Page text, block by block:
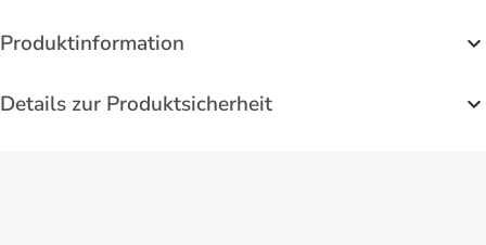
Produktinformation
Details zur Produktsicherheit